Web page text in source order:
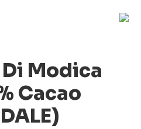
Modica
Cacao